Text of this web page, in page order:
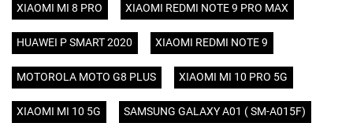
XIAOMI MI 8 PRO XIAOMI REDMI NOTE 9 PRO MAX
HUAWEI P SMART 2020 XIAOMI REDMI NOTE 9
MOTOROLA MOTO G8 PLUS XIAOMI MI 10 PRO 5G
XIAOMI MI 10 5G SAMSUNG GALAXY A01 ( SM-A015F)